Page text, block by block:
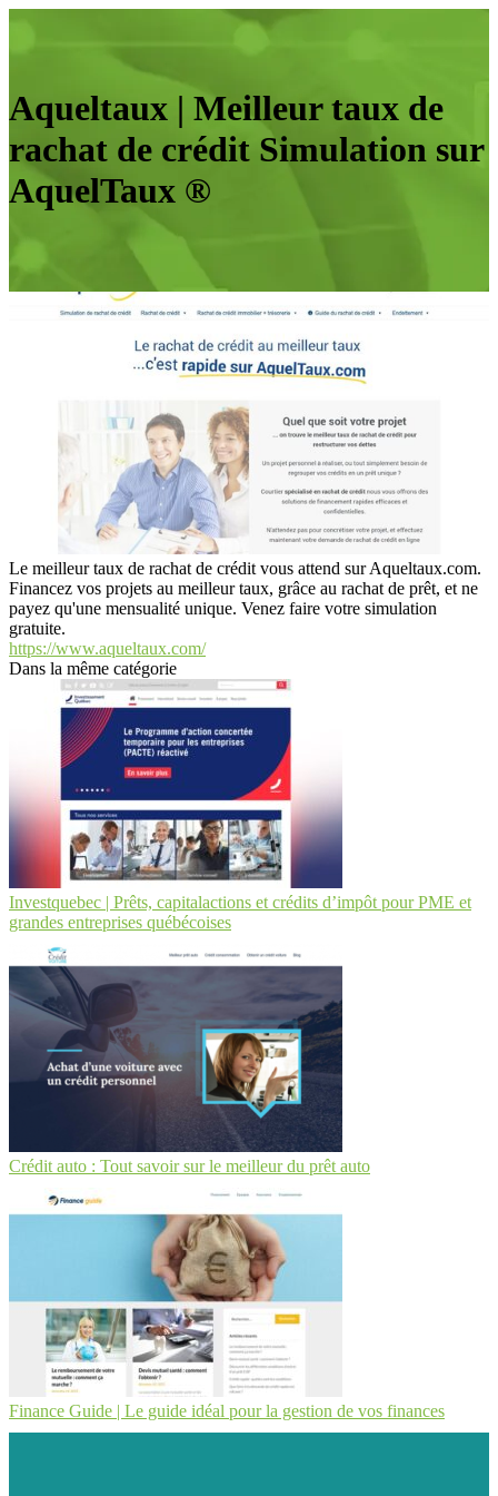
Aqueltaux | Meilleur taux de
rachat de crédit Simulation sur
AquelTaux ®
Le meilleur taux de rachat de crédit vous attend sur Aqueltaux.com.
Financez vos projets au meilleur taux, grâce au rachat de prêt, et ne
payez qu'une mensualité unique. Venez faire votre simulation
gratuite.
https://www.aqueltaux.com/
Dans la même catégorie
Investquebec | Prêts, capitalactions et crédits d’impôt pour PME et
grandes entreprises québécoises
Crédit auto : Tout savoir sur le meilleur du prêt auto
Finance Guide | Le guide idéal pour la gestion de vos finances